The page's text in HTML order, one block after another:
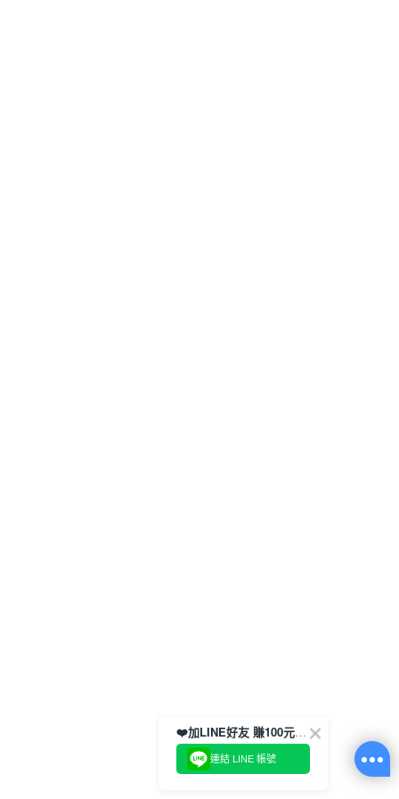
❤️加LINE好友 賺100元券！
連結 LINE 帳號